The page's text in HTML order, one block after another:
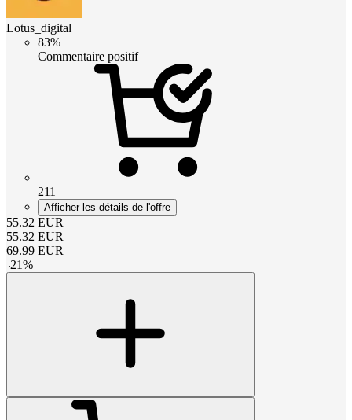
Lotus_digital
83%
Commentaire positif
211
Afficher les détails de l'offre
55.32 EUR
55.32 EUR
69.99 EUR
-21%